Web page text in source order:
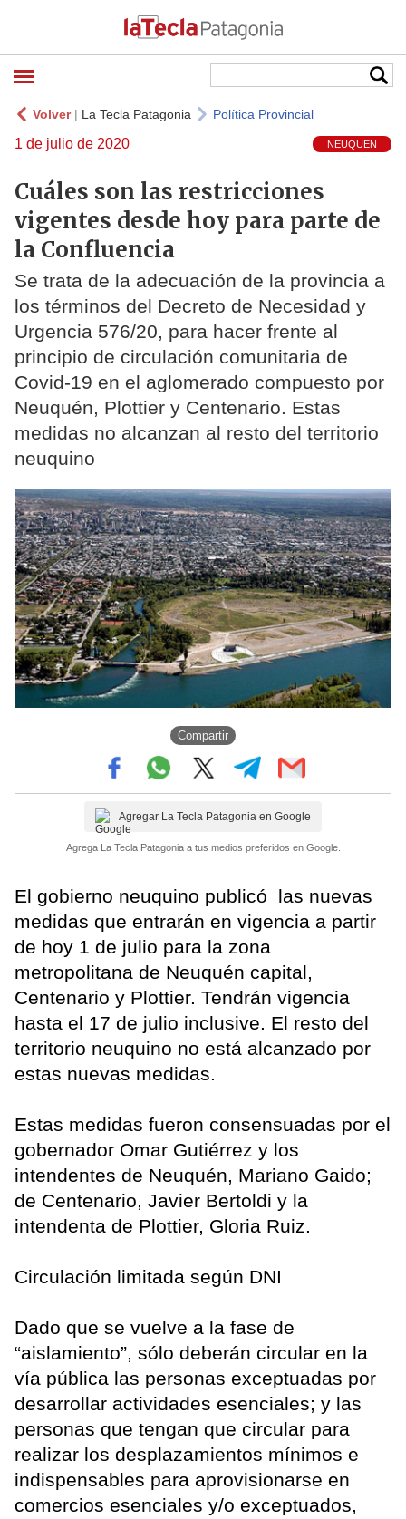
Volver| La Tecla Patagonia Política Provincial
1 de julio de 2020 NEUQUEN
Cuáles son las restricciones
vigentes desde hoy para parte de
la Confluencia
Se trata de la adecuación de la provincia a
los términos del Decreto de Necesidad y
Urgencia 576/20, para hacer frente al
principio de circulación comunitaria de
Covid-19 en el aglomerado compuesto por
Neuquén, Plottier y Centenario. Estas
medidas no alcanzan al resto del territorio
neuquino
Compartir
Agregar La Tecla Patagonia en Google
Agrega La Tecla Patagonia a tus medios preferidos en Google.
El gobierno neuquino publicó las nuevas
medidas que entrarán en vigencia a partir
de hoy 1 de julio para la zona
metropolitana de Neuquén capital,
Centenario y Plottier. Tendrán vigencia
hasta el 17 de julio inclusive. El resto del
territorio neuquino no está alcanzado por
estas nuevas medidas.
Estas medidas fueron consensuadas por el
gobernador Omar Gutiérrez y los
intendentes de Neuquén, Mariano Gaido;
de Centenario, Javier Bertoldi y la
intendenta de Plottier, Gloria Ruiz.
Circulación limitada según DNI
Dado que se vuelve a la fase de
“aislamiento”, sólo deberán circular en la
vía pública las personas exceptuadas por
desarrollar actividades esenciales; y las
personas que tengan que circular para
realizar los desplazamientos mínimos e
indispensables para aprovisionarse en
comercios esenciales y/o exceptuados,